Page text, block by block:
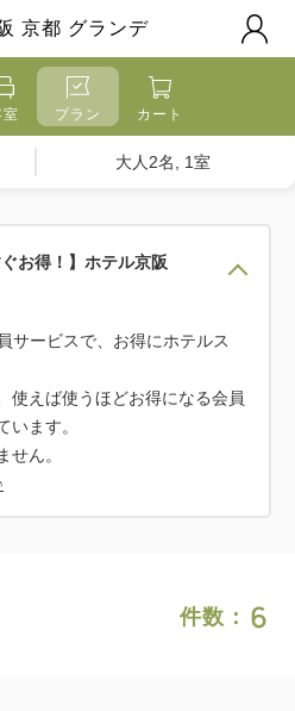
京都 グランデ
室 プラン カート
大人2名, 1室
お得！】ホテル京阪
サービスで、お得にホテルス
使えば使うほどお得になる会員
います。
せん。
件数： 6